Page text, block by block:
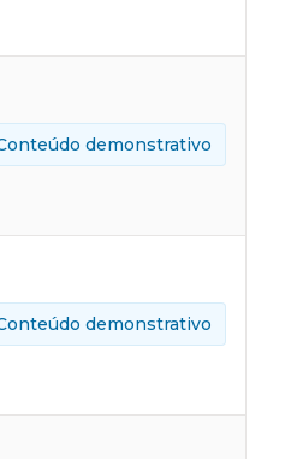
demonstrativo
demonstrativo